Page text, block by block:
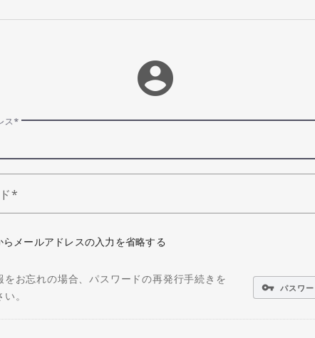
account_circle
ス
らメールアドレスの入力を省略する
をお忘れの場合、パスワードの再発行手続きを
。
vpn_key パスワ